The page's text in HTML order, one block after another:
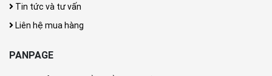
Tin tức và tư vấn
Liên hệ mua hàng
PANPAGE